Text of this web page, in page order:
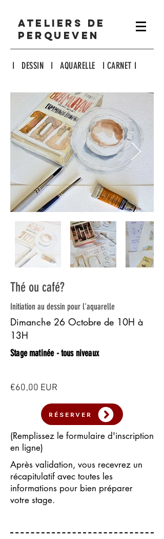
ATELIERS DE
PERQUEVEN
I DESSIN I AQUARELLE I CARNET I
Thé ou café?
Initiation au dessin pour l'aquarelle
Dimanche 26 Octobre de 10H à
13H
Stage matinée - tous niveaux
€60,00 EUR
RÉSERVER
(Remplissez le formulaire d'inscription
en ligne)
Après validation, vous recevrez un
récapitulatif avec toutes les
informations pour bien préparer
votre stage.